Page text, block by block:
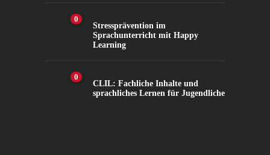
0
Stressprävention im
Sprachunterricht mit Happy
Learning
0
CLIL: Fachliche Inhalte und
sprachliches Lernen für Jugendliche